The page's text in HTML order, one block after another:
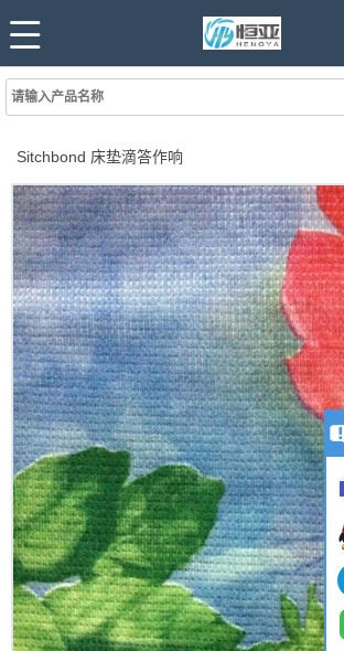
Sitchbond 床垫滴答作响